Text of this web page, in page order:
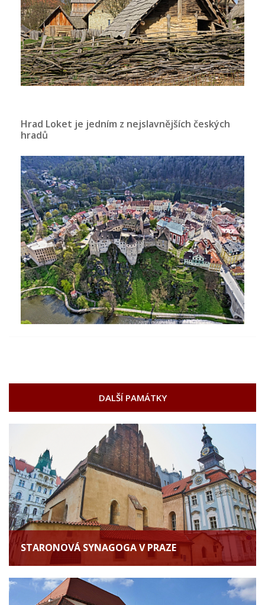
Hrad Loket je jedním z nejslavnějších českých
hradů
DALŠÍ PAMÁTKY
STARONOVÁ SYNAGOGA V PRAZE